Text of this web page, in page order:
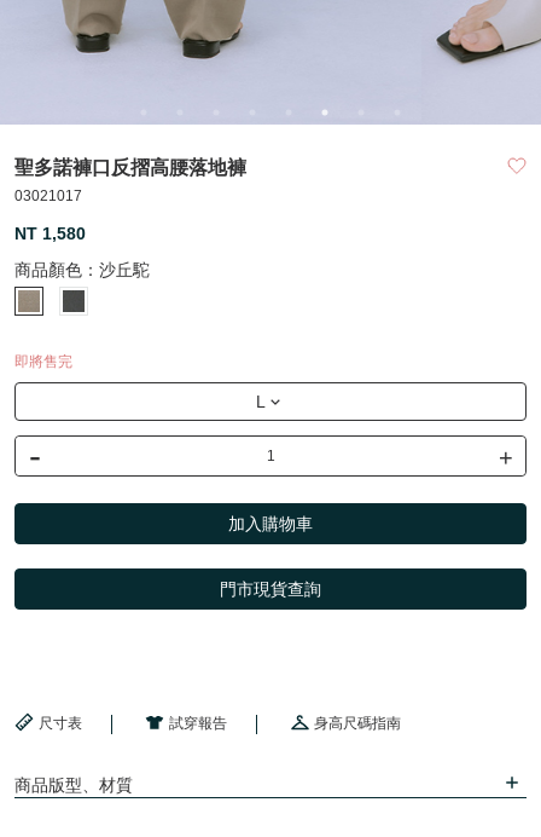
聖多諾褲口反摺高腰落地褲
03021017
NT 1,580
商品顏色： 沙丘駝
即將售完
L
- +
加入購物車
門市現貨查詢
尺寸表 試穿報告 身高尺碼指南
商品版型、材質